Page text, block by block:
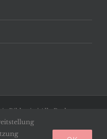
Bildstein | Alle Rechte